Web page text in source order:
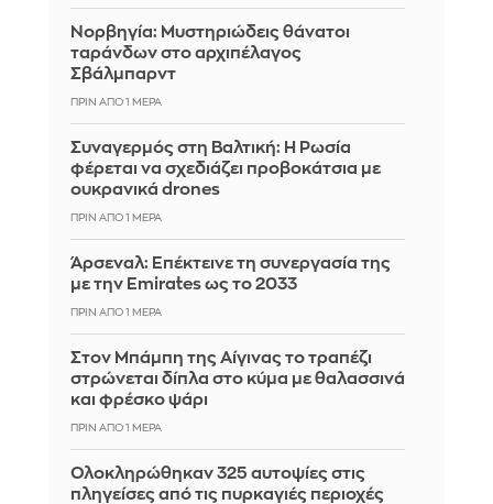
Νορβηγία: Μυστηριώδεις θάνατοι
ταράνδων στο αρχιπέλαγος
Σβάλμπαρντ
ΠΡΙΝ ΑΠΌ 1 ΜΈΡΑ
Συναγερμός στη Βαλτική: Η Ρωσία
φέρεται να σχεδιάζει προβοκάτσια με
ουκρανικά drones
ΠΡΙΝ ΑΠΌ 1 ΜΈΡΑ
Άρσεναλ: Επέκτεινε τη συνεργασία της
με την Emirates ως το 2033
ΠΡΙΝ ΑΠΌ 1 ΜΈΡΑ
Στον Μπάμπη της Αίγινας το τραπέζι
στρώνεται δίπλα στο κύμα με θαλασσινά
και φρέσκο ψάρι
ΠΡΙΝ ΑΠΌ 1 ΜΈΡΑ
Ολοκληρώθηκαν 325 αυτοψίες στις
πληγείσες από τις πυρκαγιές περιοχές